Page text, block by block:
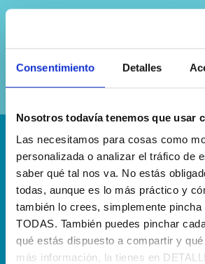
Consentimiento Detalles
Nosotros todavía tenemos que usar
Las necesitamos para cosas como
personalizada o analizar el tráfico de
saber qué tal nos va. No estás
todas, aunque es lo más práctico y
también lo crees, simplemente pincha
TODAS. También puedes pinchar
qué estás dispuesto a compartir y
más información, la tienes en
privacidad
¡Escríbenos!
hola@agenciapisto.com
¿Hablamos?!
(+34) 910 40 46 33